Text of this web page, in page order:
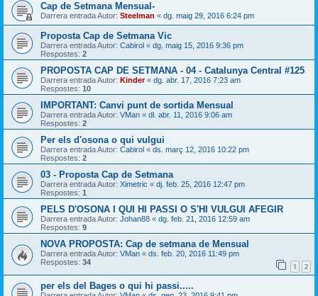
Cap de Setmana Mensual-
Darrera entrada Autor: Steelman « dg. maig 29, 2016 6:24 pm
Proposta Cap de Setmana Vic
Darrera entrada Autor: Cabirol « dg. maig 15, 2016 9:36 pm
Respostes: 2
PROPOSTA CAP DE SETMANA - 04 - Catalunya Central #125
Darrera entrada Autor: Kinder« dg. abr. 17, 2016 7:23 am
Respostes: 10
IMPORTANT: Canvi punt de sortida Mensual
Darrera entrada Autor: VMan « dl. abr. 11, 2016 9:06 am
Respostes: 2
Per els d'osona o qui vulgui
Darrera entrada Autor: Cabirol « ds. març 12, 2016 10:22 pm
Respostes: 2
03 - Proposta Cap de Setmana
Darrera entrada Autor: Ximetric « dj. feb. 25, 2016 12:47 pm
Respostes: 1
PELS D'OSONA I QUI HI PASSI O S'HI VULGUI AFEGIR
Darrera entrada Autor: Johan88 « dg. feb. 21, 2016 12:59 am
Respostes: 9
NOVA PROPOSTA: Cap de setmana de Mensual
Darrera entrada Autor: VMan « ds. feb. 20, 2016 11:49 pm
Respostes: 34 1 2
per els del Bages o qui hi passi.....